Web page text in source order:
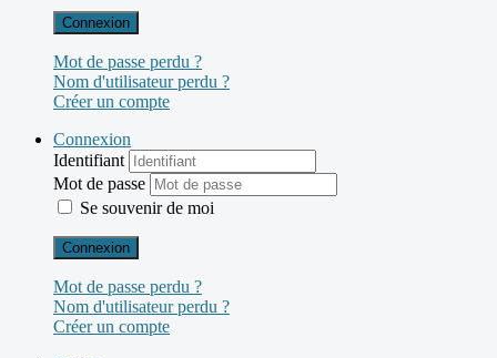
Connexion
Mot de passe perdu ?
Nom d'utilisateur perdu ?
Créer un compte
Connexion
Identifiant
Mot de passe
Se souvenir de moi
Connexion
Mot de passe perdu ?
Nom d'utilisateur perdu ?
Créer un compte